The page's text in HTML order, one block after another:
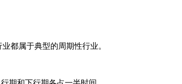
都属于典型的周期性行业。